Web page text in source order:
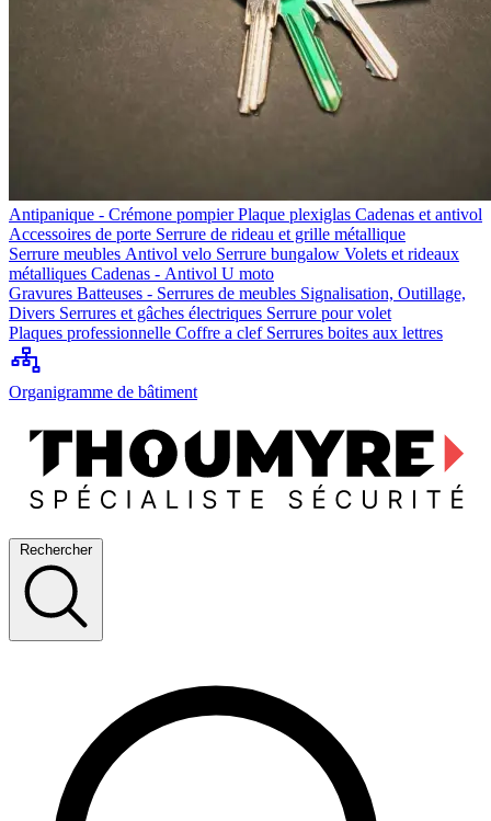
Antipanique - Crémone pompierPlaque plexiglas Cadenas et antivol
Accessoires de porte Serrure de rideau et grille métallique
Serrure meubles Antivol velo Serrure bungalow Volets et rideaux
métalliques Cadenas - Antivol U moto
Gravures Batteuses - Serrures de meubles Signalisation, Outillage,
Divers Serrures et gâches électriques Serrure pour volet
Plaques professionnelle Coffre a clef Serrures boites aux lettres
Organigramme de bâtiment
Rechercher